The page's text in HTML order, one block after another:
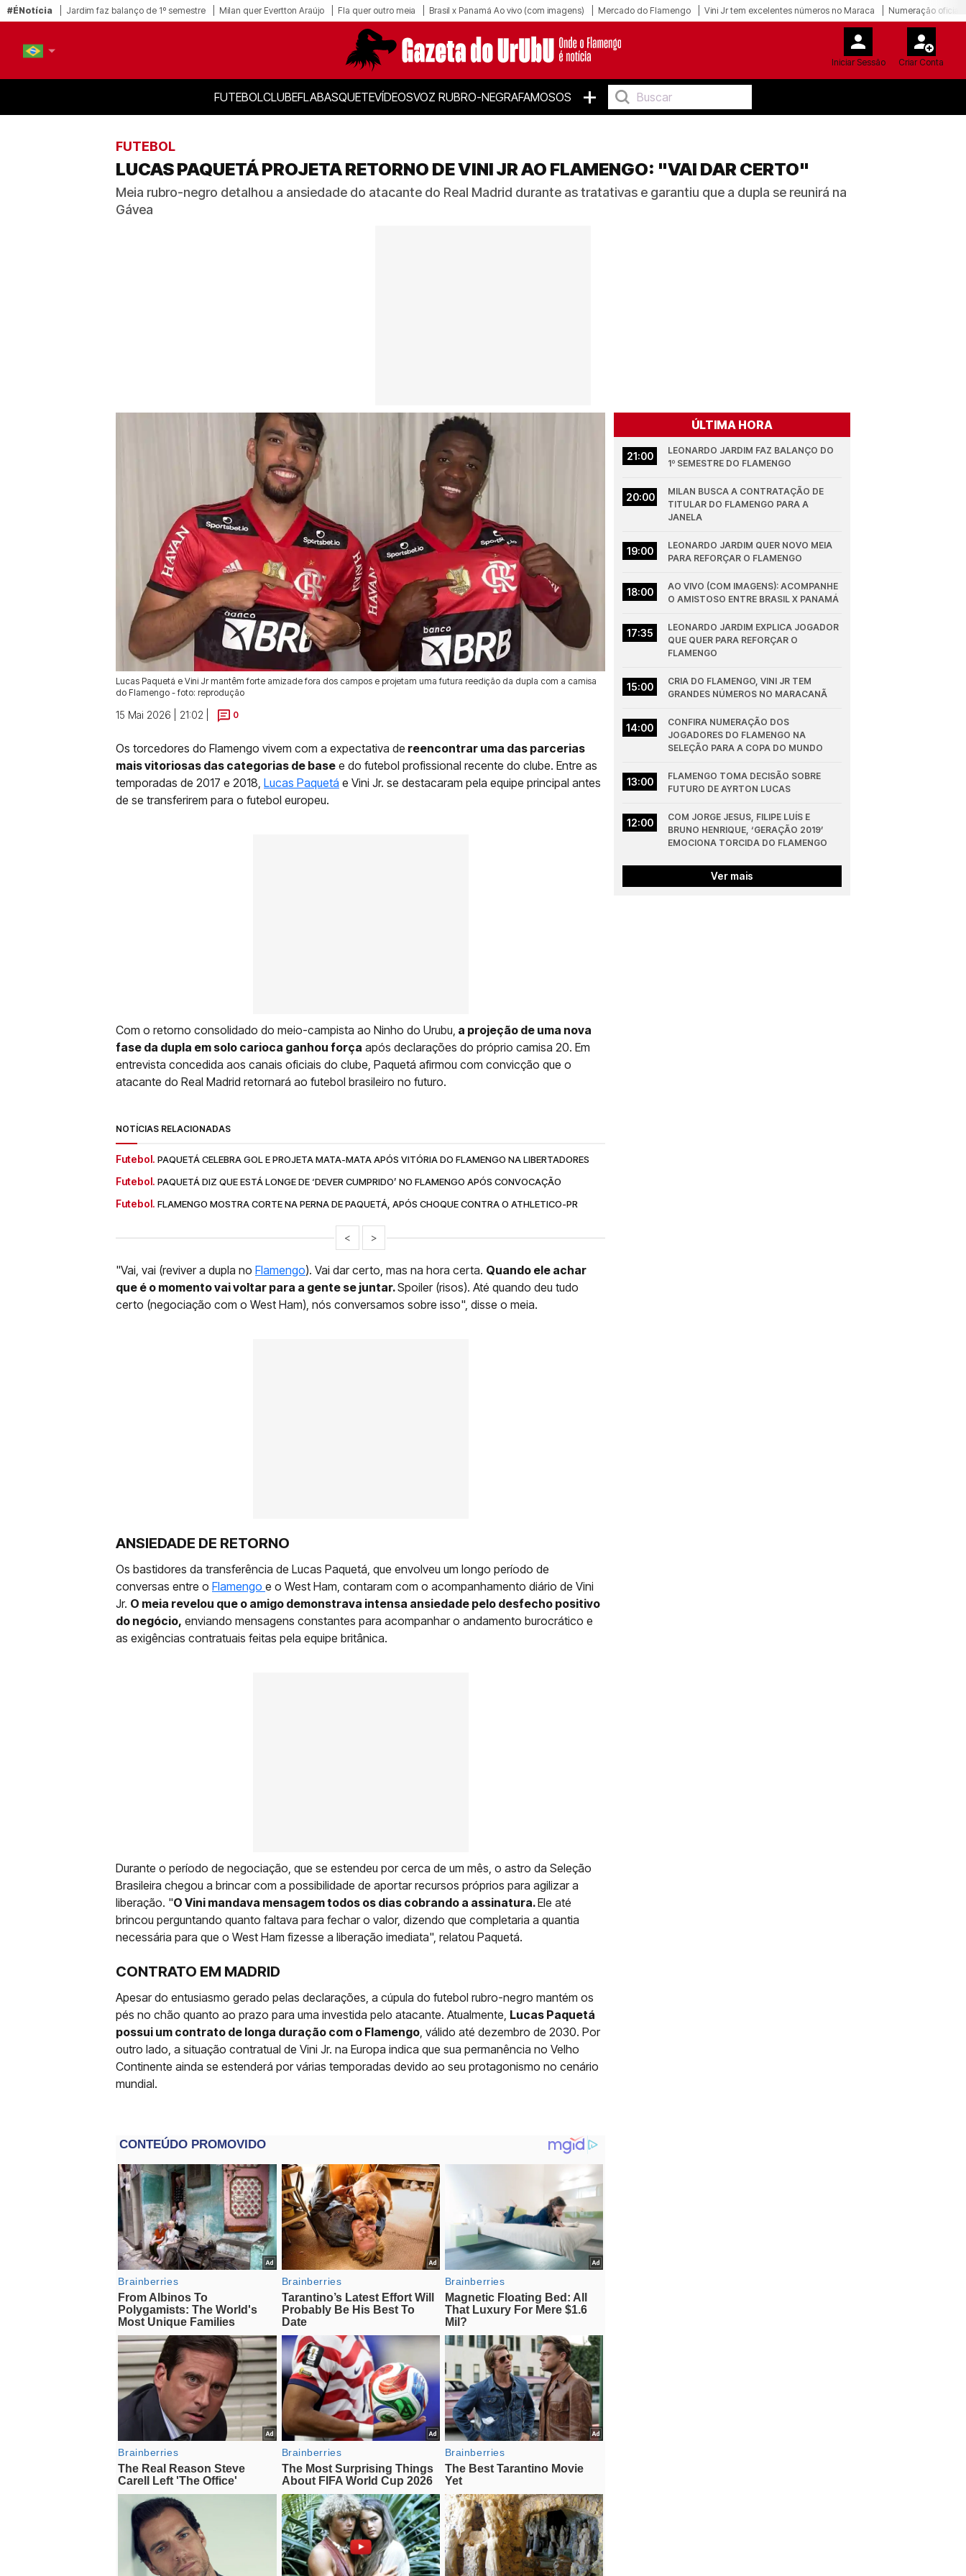
#ÉNotícia Jardim faz balanço de 1º semestre Milan quer Evertton Araújo Fla quer outro meia Brasil x Panamá Ao vivo (com imagens) Mercado do Flamengo Vini Jr tem excelentes números no Maraca Numeração oficial
Iniciar Sessão Criar Conta
FUTEBOLCLUBEFLABASQUETEVÍDEOSVOZ RUBRO-NEGRAFAMOSOS +
FUTEBOL
LUCAS PAQUETÁ PROJETA RETORNO DE VINI JR AO FLAMENGO: "VAI DAR CERTO"
Meia rubro-negro detalhou a ansiedade do atacante do Real Madrid durante as tratativas e garantiu que a dupla se reunirá na
Gávea
Lucas Paquetá e Vini Jr mantêm forte amizade fora dos campos e projetam uma futura reedição da dupla com a camisa
do Flamengo - foto: reprodução
15 Mai 2026 | 21:02 | 0
Os torcedores do Flamengo vivem com a expectativa de reencontrar uma das parcerias
mais vitoriosas das categorias de base e do futebol profissional recente do clube. Entre as
temporadas de 2017 e 2018, Lucas Paquetá e Vini Jr. se destacaram pela equipe principal antes
de se transferirem para o futebol europeu.
Com o retorno consolidado do meio-campista ao Ninho do Urubu, a projeção de uma nova
fase da dupla em solo carioca ganhou força após declarações do próprio camisa 20. Em
entrevista concedida aos canais oficiais do clube, Paquetá afirmou com convicção que o
atacante do Real Madrid retornará ao futebol brasileiro no futuro.
NOTÍCIAS RELACIONADAS
Futebol. PAQUETÁ CELEBRA GOL E PROJETA MATA-MATA APÓS VITÓRIA DO FLAMENGO NA LIBERTADORES
Futebol. PAQUETÁ DIZ QUE ESTÁ LONGE DE ‘DEVER CUMPRIDO’ NO FLAMENGO APÓS CONVOCAÇÃO
Futebol. FLAMENGO MOSTRA CORTE NA PERNA DE PAQUETÁ, APÓS CHOQUE CONTRA O ATHLETICO-PR
< >
"Vai, vai (reviver a dupla no Flamengo). Vai dar certo, mas na hora certa. Quando ele achar
que é o momento vai voltar para a gente se juntar.Spoiler (risos). Até quando deu tudo
certo (negociação com o West Ham), nós conversamos sobre isso", disse o meia.
ANSIEDADE DE RETORNO
Os bastidores da transferência de Lucas Paquetá, que envolveu um longo período de
conversas entre o Flamengo e o West Ham, contaram com o acompanhamento diário de Vini
Jr. O meia revelou que o amigo demonstrava intensa ansiedade pelo desfecho positivo
do negócio, enviando mensagens constantes para acompanhar o andamento burocrático e
as exigências contratuais feitas pela equipe britânica.
Durante o período de negociação, que se estendeu por cerca de um mês, o astro da Seleção
Brasileira chegou a brincar com a possibilidade de aportar recursos próprios para agilizar a
liberação. "O Vini mandava mensagem todos os dias cobrando a assinatura.Ele até
brincou perguntando quanto faltava para fechar o valor, dizendo que completaria a quantia
necessária para que o West Ham fizesse a liberação imediata", relatou Paquetá.
CONTRATO EM MADRID
Apesar do entusiasmo gerado pelas declarações, a cúpula do futebol rubro-negro mantém os
pés no chão quanto ao prazo para uma investida pelo atacante. Atualmente, Lucas Paquetá
possui um contrato de longa duração com o Flamengo, válido até dezembro de 2030. Por
outro lado, a situação contratual de Vini Jr. na Europa indica que sua permanência no Velho
Continente ainda se estenderá por várias temporadas devido ao seu protagonismo no cenário
mundial.
ÚLTIMA HORA
21:00
LEONARDO JARDIM FAZ BALANÇO DO
1º SEMESTRE DO FLAMENGO
20:00
MILAN BUSCA A CONTRATAÇÃO DE
TITULAR DO FLAMENGO PARA A
JANELA
19:00
LEONARDO JARDIM QUER NOVO MEIA
PARA REFORÇAR O FLAMENGO
18:00
AO VIVO (COM IMAGENS): ACOMPANHE
O AMISTOSO ENTRE BRASIL X PANAMÁ
17:35
LEONARDO JARDIM EXPLICA JOGADOR
QUE QUER PARA REFORÇAR O
FLAMENGO
15:00
CRIA DO FLAMENGO, VINI JR TEM
GRANDES NÚMEROS NO MARACANÃ
14:00
CONFIRA NUMERAÇÃO DOS
JOGADORES DO FLAMENGO NA
SELEÇÃO PARA A COPA DO MUNDO
13:00
FLAMENGO TOMA DECISÃO SOBRE
FUTURO DE AYRTON LUCAS
12:00
COM JORGE JESUS, FILIPE LUÍS E
BRUNO HENRIQUE, ‘GERAÇÃO 2019’
EMOCIONA TORCIDA DO FLAMENGO
Ver mais